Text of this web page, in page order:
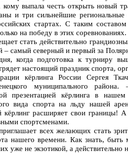
кому выпала честь открыть новый
и три сильнейшие
стартах. С таким
на победу в этих соревнованиях.
стать действительно
– самый северный и первый за
когда подготовка к
настоящий праздник спорта,
кёрлинга России Сергея
муниципального
презентацией кёрлинга в
вида спорта на льду нашей
кёрлинг расширяет свои границы!
спортсменами.
всех желающих стать
нашего времени. Как знать, быть
уже не экзотикой, а действительно